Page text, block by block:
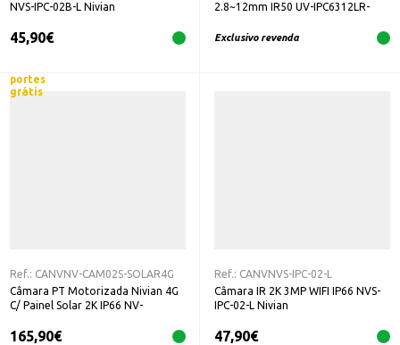
NVS-IPC-02B-L Nivian
45,90€
2.8~12mm IR50 UV-IPC6312LR-
Exclusivo revenda
portes
grátis
Ref.: CANVNV-CAM02S-SOLAR4G
Câmara PT Motorizada Nivian 4G
C/ Painel Solar 2K IP66 NV-
165,90€
Ref.: CANVNVS-IPC-02-L
Câmara IR 2K 3MP WIFI IP66 NVS-
IPC-02-L Nivian
47,90€